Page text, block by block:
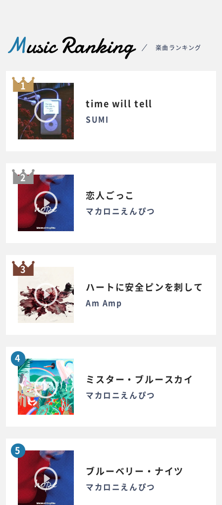
Music Ranking 楽曲ランキング
1
time will tell
SUMI
2
恋人ごっこ
マカロニえんぴつ
3
ハートに安全ピンを刺して
Am Amp
4
ミスター・ブルースカイ
マカロニえんぴつ
5
ブルーベリー・ナイツ
マカロニえんぴつ